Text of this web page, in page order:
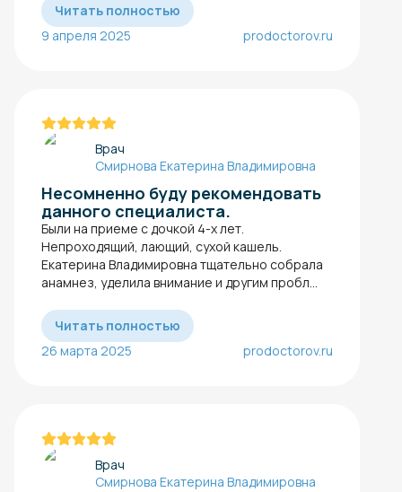
Читать полностью
9 апреля 2025
prodoctorov.ru
Врач
Смирнова Екатерина Владимировна
Несомненно буду рекомендовать
данного специалиста.
Были на приеме с дочкой 4-х лет.
Непроходящий, лающий, сухой кашель.
Екатерина Владимировна тщательно собрала
анамнез, уделила внимание и другим пробл...
Читать полностью
26 марта 2025
prodoctorov.ru
Врач
Смирнова Екатерина Владимировна